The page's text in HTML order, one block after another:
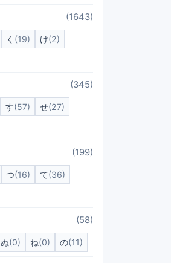
(1643)
く (19) け(2)
(345)
す(57) せ(27)
(199)
つ(16) て(36)
(58)
ぬ(0) ね(0) の(11)